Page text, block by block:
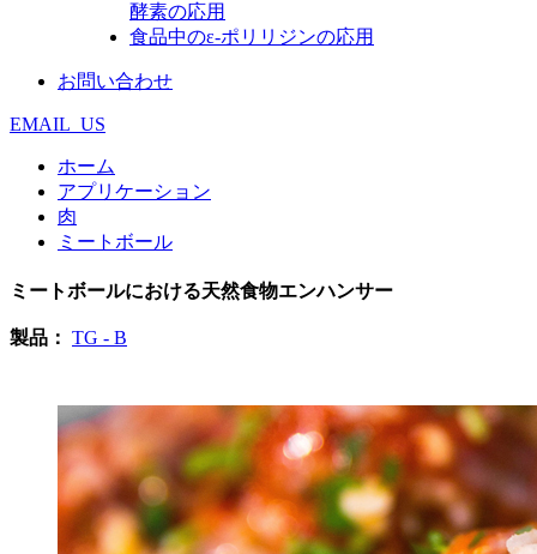
酵素の応用
食品中のε‐ポリリジンの応用
お問い合わせ
EMAIL_US
ホーム
アプリケーション
肉
ミートボール
ミートボールにおける天然食物エンハンサー
製品： TG - B